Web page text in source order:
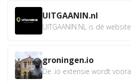
UITGAANIN.nl
groningen.io